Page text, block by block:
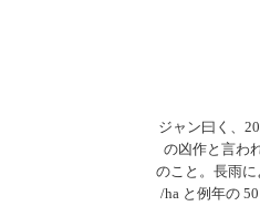
ジャン曰く、
の凶作と言わ
のこと。長雨
/ha と例年の